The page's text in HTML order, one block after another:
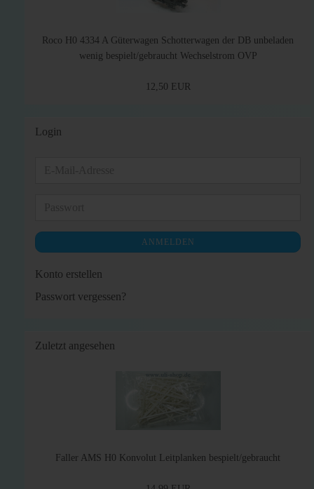
Roco H0 4334 A Güterwagen Schotterwagen der DB unbeladen
wenig bespielt/gebraucht Wechselstrom OVP
12,50 EUR
Login
ANMELDEN
Konto erstellen
Passwort vergessen?
Zuletzt angesehen
Faller AMS H0 Konvolut Leitplanken bespielt/gebraucht